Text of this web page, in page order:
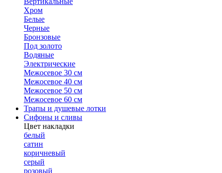
Хром
Белые
Черные
Бронзовые
Под золото
Водяные
Электрические
Межосевое 30 см
Межосевое 40 см
Межосевое 50 см
Межосевое 60 см
Трапы и душевые лотки
Сифоны и сливы
Цвет накладки
белый
сатин
коричневый
серый
розовый